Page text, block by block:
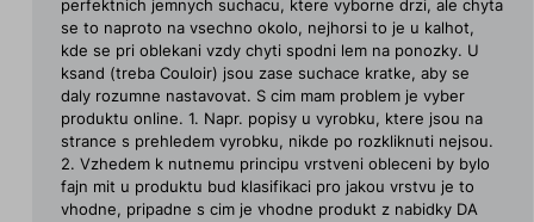
perfektnich jemnych suchacu, ktere vyborne drzi, ale chyta
se to naproto na vsechno okolo, nejhorsi to je u kalhot,
kde se pri oblekani vzdy chyti spodni lem na ponozky. U
ksand (treba Couloir) jsou zase suchace kratke, aby se
daly rozumne nastavovat. S cim mam problem je vyber
produktu online. 1. Napr. popisy u vyrobku, ktere jsou na
strance s prehledem vyrobku, nikde po rozkliknuti nejsou.
2. Vzhedem k nutnemu principu vrstveni obleceni by bylo
fajn mit u produktu bud klasifikaci pro jakou vrstvu je to
vhodne, pripadne s cim je vhodne produkt z nabidky DA